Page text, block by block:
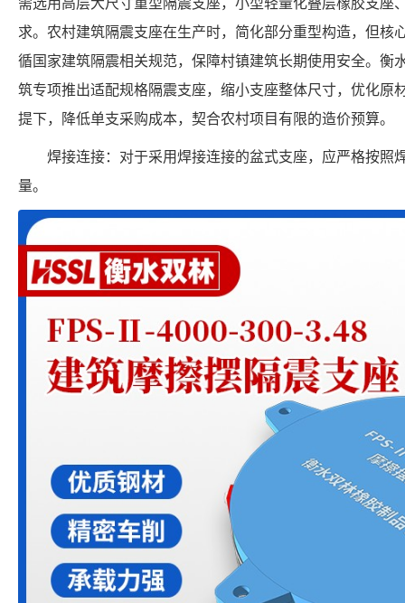
求。农村建筑隔震支座在生产时，简化部分重型构造，但核
循国家建筑隔震相关规范，保障村镇建筑长期使用安全。衡
筑专项推出适配规格隔震支座，缩小支座整体尺寸，优化原
提下，降低单支采购成本，契合农村项目有限的造价预算。
焊接连接：对于采用焊接连接的盆式支座，应严格按照
量。